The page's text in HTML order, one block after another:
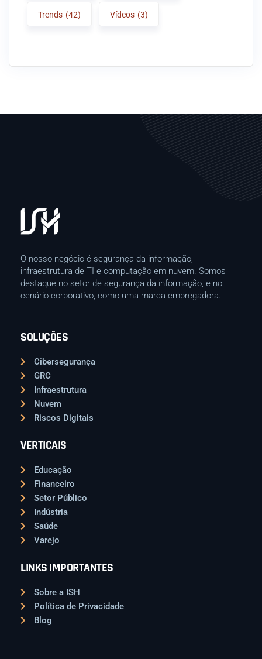
Trends (42) Vídeos (3)
O nosso negócio é segurança da informação,
infraestrutura de TI e computação em nuvem. Somos
destaque no setor de segurança da informação, e no
cenário corporativo, como uma marca empregadora.
SOLUÇÕES
Cibersegurança
GRC
Infraestrutura
Nuvem
Riscos Digitais
VERTICAIS
Educação
Financeiro
Setor Público
Indústria
Saúde
Varejo
LINKS IMPORTANTES
Sobre a ISH
Política de Privacidade
Blog